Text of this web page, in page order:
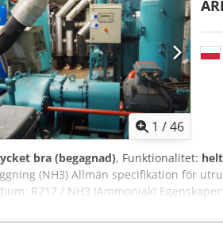
1 /46
bra (begagnad), Funktionalitet:
(NH3) Allmän specifikation för
R717 / NH3 (Ammoniak)
av flera integrerade moduler. Dsdeyp
- Sabroe SAB 83 (2004):